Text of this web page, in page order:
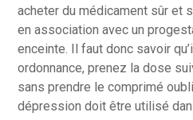
acheter du médicament sûr et
en association avec un
enceinte. Il faut donc savoir
ordonnance, prenez la dose
sans prendre le comprimé
dépression doit être utilisé